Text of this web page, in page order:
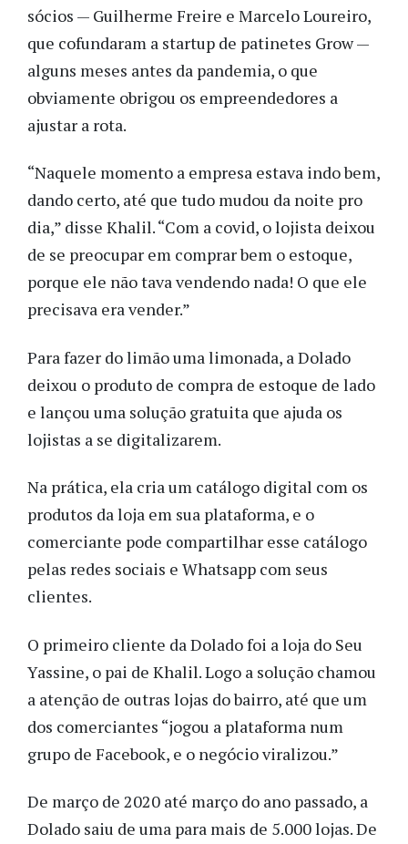
sócios — Guilherme Freire e Marcelo Loureiro,
que cofundaram a startup de patinetes Grow —
alguns meses antes da pandemia, o que
obviamente obrigou os empreendedores a
ajustar a rota.
“Naquele momento a empresa estava indo bem,
dando certo, até que tudo mudou da noite pro
dia,” disse Khalil. “Com a covid, o lojista deixou
de se preocupar em comprar bem o estoque,
porque ele não tava vendendo nada! O que ele
precisava era vender.”
Para fazer do limão uma limonada, a Dolado
deixou o produto de compra de estoque de lado
e lançou uma solução gratuita que ajuda os
lojistas a se digitalizarem.
Na prática, ela cria um catálogo digital com os
produtos da loja em sua plataforma, e o
comerciante pode compartilhar esse catálogo
pelas redes sociais e Whatsapp com seus
clientes.
O primeiro cliente da Dolado foi a loja do Seu
Yassine, o pai de Khalil. Logo a solução chamou
a atenção de outras lojas do bairro, até que um
dos comerciantes “jogou a plataforma num
grupo de Facebook, e o negócio viralizou.”
De março de 2020 até março do ano passado, a
Dolado saiu de uma para mais de 5.000 lojas. De